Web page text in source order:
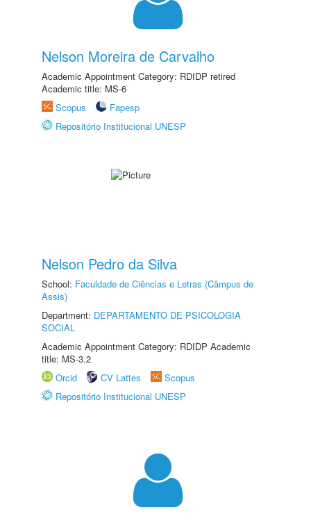
Nelson Moreira de Carvalho
Academic Appointment Category: RDIDP retired
Academic title: MS-6
Scopus
Fapesp
Repositório Institucional UNESP
Nelson Pedro da Silva
School: Faculdade de Ciências e Letras (Câmpus de
Assis)
Department: DEPARTAMENTO DE PSICOLOGIA
SOCIAL
Academic Appointment Category: RDIDP Academic
title: MS-3.2
Orcid
CV Lattes
Scopus
Repositório Institucional UNESP